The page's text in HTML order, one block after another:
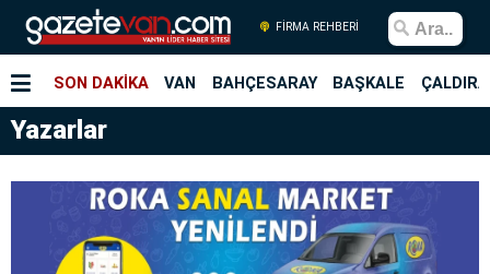
FİRMA REHBERİ
SON DAKİKA VAN BAHÇESARAY BAŞKALE
Yazarlar